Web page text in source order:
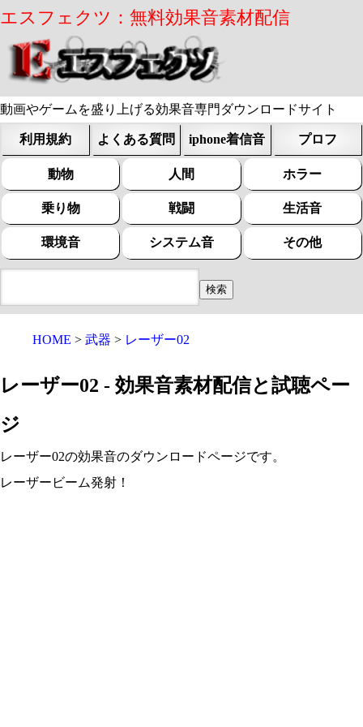
エスフェクツ：無料効果音素材配信
動画やゲームを盛り上げる効果音専門ダウンロードサイト
利用規約 よくある質問 iphone着信音 プロフ
動物 人間 ホラー
乗り物 戦闘 生活音
環境音 システム音 その他
HOME 武器 レーザー02
レーザー02 - 効果音素材配信と試聴ペー
ジ
レーザー02の効果音のダウンロードページです。
レーザービーム発射！